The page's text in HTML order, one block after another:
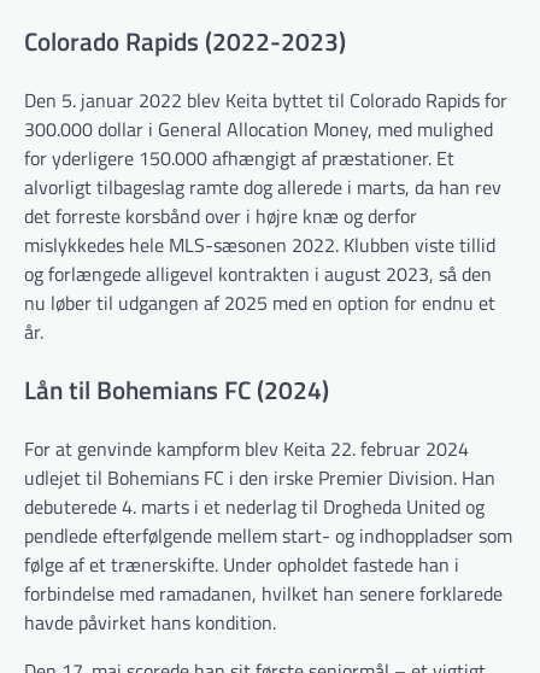
Colorado Rapids (2022-2023)
Den 5. januar 2022 blev Keita byttet til Colorado Rapids for
300.000 dollar i General Allocation Money, med mulighed
for yderligere 150.000 afhængigt af præstationer. Et
alvorligt tilbageslag ramte dog allerede i marts, da han rev
det forreste korsbånd over i højre knæ og derfor
mislykkedes hele MLS-sæsonen 2022. Klubben viste tillid
og forlængede alligevel kontrakten i august 2023, så den
nu løber til udgangen af 2025 med en option for endnu et
år.
Lån til Bohemians FC (2024)
For at genvinde kampform blev Keita 22. februar 2024
udlejet til Bohemians FC i den irske Premier Division. Han
debuterede 4. marts i et nederlag til Drogheda United og
pendlede efterfølgende mellem start- og indhoppladser som
følge af et trænerskifte. Under opholdet fastede han i
forbindelse med ramadanen, hvilket han senere forklarede
havde påvirket hans kondition.